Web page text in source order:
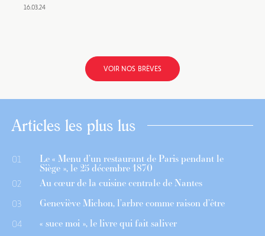
16.03.24
VOIR NOS BRÈVES
Articles les plus lus
01 Le « Menu d’un restaurant de Paris pendant le
Siège », le 25 décembre 1870
02 Au cœur de la cuisine centrale de Nantes
03 Geneviève Michon, l’arbre comme raison d’être
04 « suce moi », le livre qui fait saliver